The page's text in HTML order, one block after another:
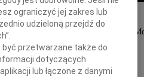
Naszej Drogiej Koleżance
Stowarzyszenia "Rodzice-Dzieciom" w
Angelice Krzywdzie
ograniczyć jej zakres lub
udzieloną przejdź do
być przetwarzane także do
dotyczących
lub łączone z danymi